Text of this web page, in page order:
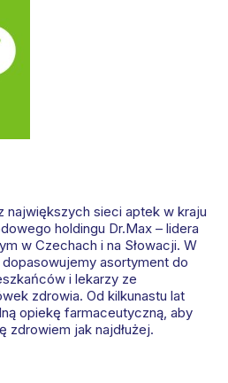
największych sieci aptek w kraju
holdingu Dr.Max – lidera
w Czechach i na Słowacji. W
asortyment do
i lekarzy ze
zdrowia. Od kilkunastu lat
opiekę farmaceutyczną, aby
zdrowiem jak najdłużej.